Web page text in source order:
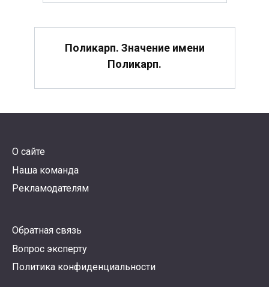
Поликарп. Значение имени
Поликарп.
О сайте
Наша команда
Рекламодателям
Обратная связь
Вопрос эксперту
Политика конфиденциальности